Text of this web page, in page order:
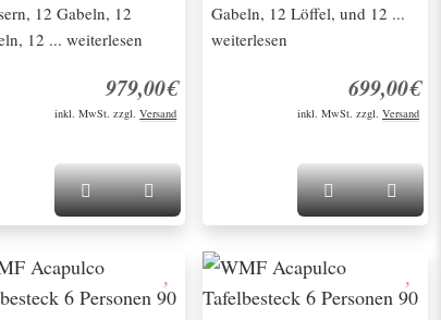
12 Gabeln, 12
12 ... weiterlesen
979,00€
inkl. MwSt. zzgl.Versand
Gabeln, 12 Löffel, und 12 ...
weiterlesen
699,00€
inkl. MwSt. zzgl. Versand